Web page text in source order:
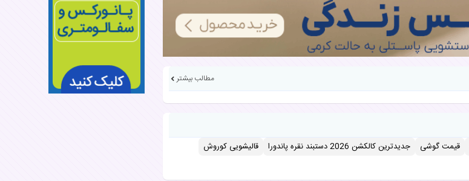
مطالب بیشتر
قیمت گوشی جدیدترین کالکشن 2026 دستبند نقره پاندورا
قالیشویی کوروش